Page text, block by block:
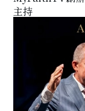
主持